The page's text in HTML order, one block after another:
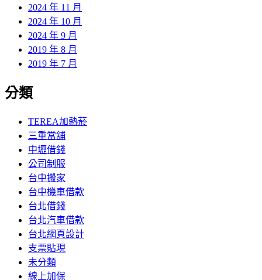
2024 年 11 月
2024 年 10 月
2024 年 9 月
2019 年 8 月
2019 年 7 月
分類
TEREA加熱菸
三重當舖
中壢借錢
公司制服
台中搬家
台中機車借款
台北借錢
台北汽車借款
台北網頁設計
支票貼現
未分類
線上加保